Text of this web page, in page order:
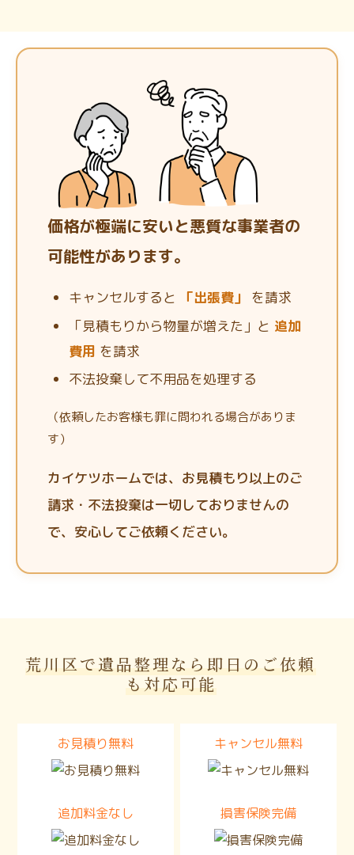
価格が極端に安いと悪質な事業者の
可能性があります。
キャンセルすると 「出張費」
を請求
「見積もりから物量が増えた」と 追加
費用 を請求
不法投棄して不用品を処理する
（依頼したお客様も罪に問われる場合がありま
す）
カイケツホームでは、お見積もり以上のご
請求・不法投棄は一切しておりませんの
で、安心してご依頼ください。
荒川区で遺品整理なら即日のご依頼
も対応可能
お見積り無料 キャンセル無料
追加料金なし 損害保険完備